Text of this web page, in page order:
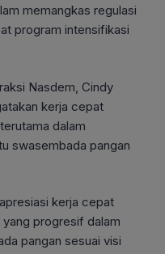
memangkas regulasi
program intensifikasi
Nasdem, Cindy
kerja cepat
dalam
swasembada pangan
kerja cepat
yang progresif dalam
pangan sesuai visi